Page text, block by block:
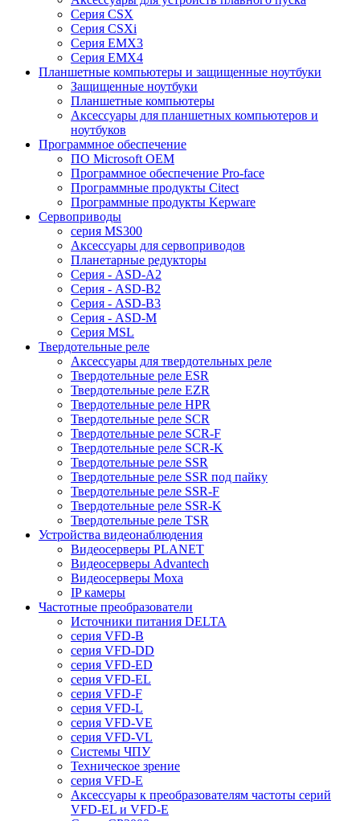
Серия CSX
Серия CSXi
Серия EMX3
Серия EMX4
Планшетные компьютеры и защищенные ноутбуки
Защищенные ноутбуки
Планшетные компьютеры
Аксессуары для планшетных компьютеров и
ноутбуков
Программное обеспечение
ПО Microsoft OEM
Программное обеспечение Pro-face
Программные продукты Citect
Программные продукты Kepware
Сервоприводы
серия MS300
Аксессуары для сервоприводов
Планетарные редукторы
Серия - ASD-A2
Серия - ASD-B2
Серия - ASD-B3
Серия - ASD-M
Серия MSL
Твердотельные реле
Аксессуары для твердотельных реле
Твердотельные реле ESR
Твердотельные реле EZR
Твердотельные реле HPR
Твердотельные реле SCR
Твердотельные реле SCR-F
Твердотельные реле SCR-K
Твердотельные реле SSR
Твердотельные реле SSR под пайку
Твердотельные реле SSR-F
Твердотельные реле SSR-K
Твердотельные реле TSR
Устройства видеонаблюдения
Видеосерверы PLANET
Видеосерверы Advantech
Видеосерверы Moxa
IP камеры
Частотные преобразователи
Источники питания DELTA
серия VFD-B
серия VFD-DD
серия VFD-ED
серия VFD-EL
серия VFD-F
серия VFD-L
серия VFD-VE
серия VFD-VL
Системы ЧПУ
Техническое зрение
серия VFD-E
Аксессуары к преобразователям частоты серий
VFD-EL и VFD-E